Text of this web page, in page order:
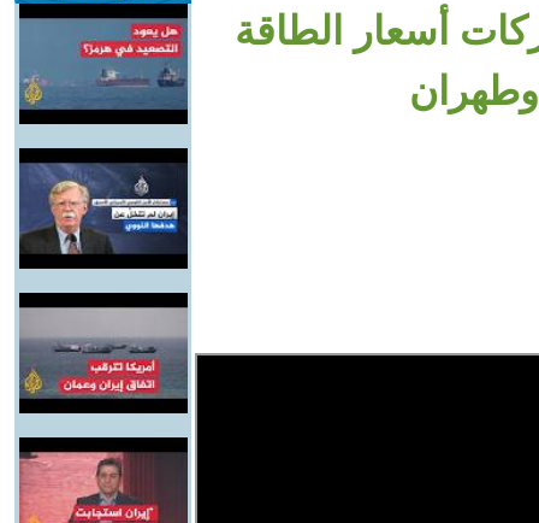
أسعار الطاقة